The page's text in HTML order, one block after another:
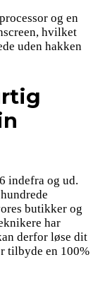
og en
hvilket
uden hakken
indefra og ud.
butikker og
har
derfor løse dit
tilbyde en 100%